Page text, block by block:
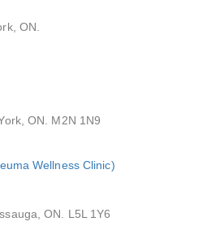
ON.
ON. M2N 1N9
Wellness Clinic)
ON. L5L 1Y6